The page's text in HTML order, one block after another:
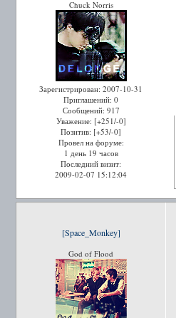
Chuck Norris
Зарегистрирован: 2007-10-31
Приглашений: 0
Сообщений: 917
Уважение: [+251/-0]
Позитив: [+53/-0]
Провел на форуме:
1 день 19 часов
Последний визит:
2009-02-07 15:12:04
[Space_Monkey]
God of Flood